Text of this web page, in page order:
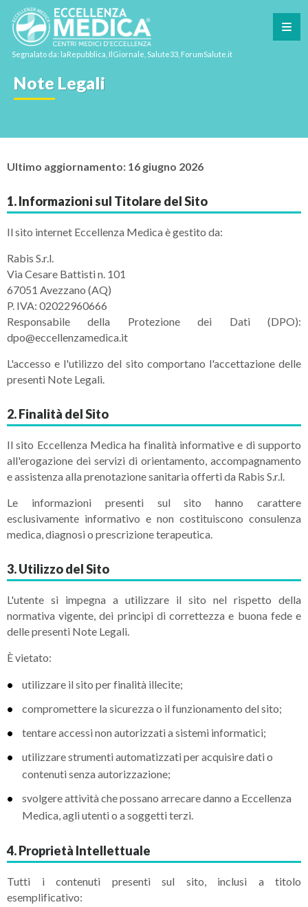
Segnalato da: laRepubblica, IlGiornale, Salute33, ForumSalute.it
Note Legali
Ultimo aggiornamento: 16 giugno 2026
1. Informazioni sul Titolare del Sito
Il sito internet Eccellenza Medica è gestito da:
Rabis S.r.l.
Via Cesare Battisti n. 101
67051 Avezzano (AQ)
P. IVA: 02022960666
Responsabile della Protezione dei Dati (DPO):
dpo@eccellenzamedica.it
L'accesso e l'utilizzo del sito comportano l'accettazione delle
presenti Note Legali.
2. Finalità del Sito
Il sito Eccellenza Medica ha finalità informative e di supporto
all'erogazione dei servizi di orientamento, accompagnamento
e assistenza alla prenotazione sanitaria offerti da Rabis S.r.l.
Le informazioni presenti sul sito hanno carattere
esclusivamente informativo e non costituiscono consulenza
medica, diagnosi o prescrizione terapeutica.
3. Utilizzo del Sito
L'utente si impegna a utilizzare il sito nel rispetto della
normativa vigente, dei principi di correttezza e buona fede e
delle presenti Note Legali.
È vietato:
utilizzare il sito per finalità illecite;
compromettere la sicurezza o il funzionamento del sito;
tentare accessi non autorizzati a sistemi informatici;
utilizzare strumenti automatizzati per acquisire dati o
contenuti senza autorizzazione;
svolgere attività che possano arrecare danno a Eccellenza
Medica, agli utenti o a soggetti terzi.
4. Proprietà Intellettuale
Tutti i contenuti presenti sul sito, inclusi a titolo
esemplificativo: